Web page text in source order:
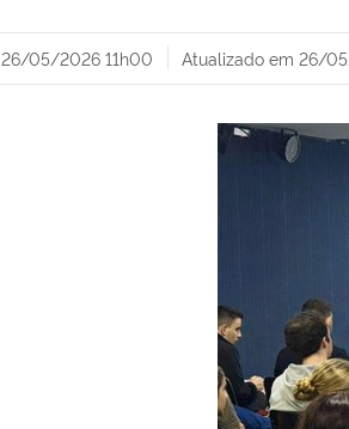
26/05/2026 11h00 Atualizado em 26/